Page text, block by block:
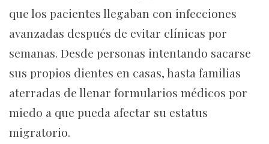
que los pacientes llegaban con infecciones
avanzadas después de evitar clínicas por
semanas. Desde personas intentando sacarse
sus propios dientes en casas, hasta familias
aterradas de llenar formularios médicos por
miedo a que pueda afectar su estatus
migratorio.